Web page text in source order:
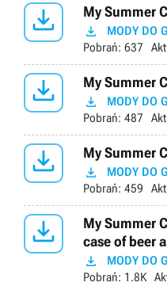
 My Summer
 MODY DO
Pobrań: 637
 My Summer
 MODY DO
Pobrań: 487
 My Summer
 MODY DO
Pobrań: 459

My Summer
case of beer
 MODY DO
Pobrań: 1.8K